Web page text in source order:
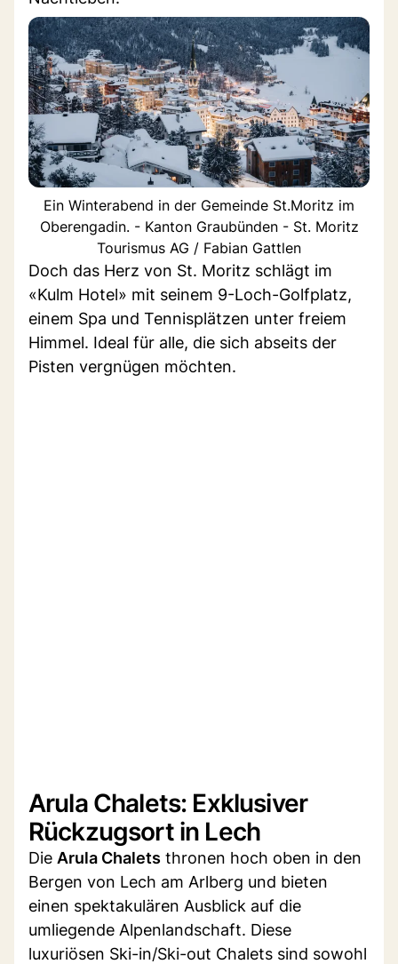
Ein Winterabend in der Gemeinde St.Moritz im
Oberengadin. - Kanton Graubünden - St. Moritz
Tourismus AG / Fabian Gattlen
Doch das Herz von St. Moritz schlägt im
«Kulm Hotel» mit seinem 9-Loch-Golfplatz,
einem Spa und Tennisplätzen unter freiem
Himmel. Ideal für alle, die sich abseits der
Pisten vergnügen möchten.
Arula Chalets: Exklusiver
Rückzugsort in Lech
Die Arula Chalets thronen hoch oben in den
Bergen von Lech am Arlberg und bieten
einen spektakulären Ausblick auf die
umliegende Alpenlandschaft. Diese
luxuriösen Ski-in/Ski-out Chalets sind sowohl